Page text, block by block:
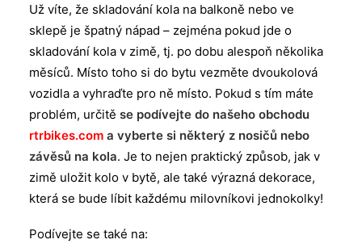
Už víte, že skladování kola na balkoně nebo ve
sklepě je špatný nápad – zejména pokud jde o
skladování kola v zimě, tj. po dobu alespoň několika
měsíců. Místo toho si do bytu vezměte dvoukolová
vozidla a vyhraďte pro ně místo. Pokud s tím máte
problém, určitě se podívejte do našeho obchodu
rtrbikes.com a vyberte si některý z nosičů nebo
závěsů na kola. Je to nejen praktický způsob, jak v
zimě uložit kolo v bytě, ale také výrazná dekorace,
která se bude líbit každému milovníkovi jednokolky!
Podívejte se také na: